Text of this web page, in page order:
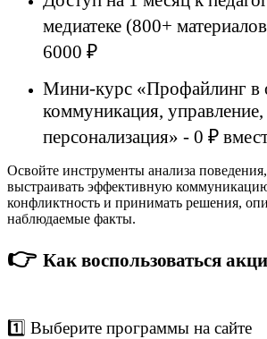
медиатеке (800+
6000 ₽
Мини-курс «Профайлинг в
коммуникация, управление,
персонализация» - 0 ₽
Освойте инструменты анализа
выстраивать эффективную
конфликтность и принимать решения,
наблюдаемые факты.
👉 Как воспользоваться
1️⃣ Выберите программы на сайте